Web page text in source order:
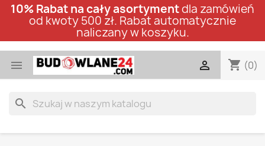
10% Rabat na cały asortymentdla zamówień
od kwoty 500 zł. Rabat automatycznie
naliczany w koszyku.
 shopping_cart (0)

search